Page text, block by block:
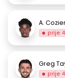
A.
prije
Greg
prije